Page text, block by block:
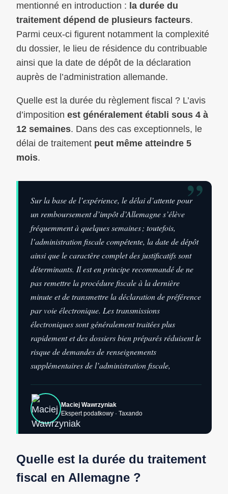
mentionné en introduction : la durée du
traitement dépend de plusieurs facteurs.
Parmi ceux-ci figurent notamment la complexité
du dossier, le lieu de résidence du contribuable
ainsi que la date de dépôt de la déclaration
auprès de l’administration allemande.
Quelle est la durée du règlement fiscal ? L’avis
d’imposition est généralement établi sous 4 à
12 semaines. Dans des cas exceptionnels, le
délai de traitement peut même atteindre 5
mois.
”
Sur la base de l’expérience, le délai d’attente pour
un remboursement d’impôt d’Allemagne s’élève
fréquemment à quelques semaines ; toutefois,
l’administration fiscale compétente, la date de dépôt
ainsi que le caractère complet des justificatifs sont
déterminants. Il est en principe recommandé de ne
pas remettre la procédure fiscale à la dernière
minute et de transmettre la déclaration de préférence
par voie électronique. Les transmissions
électroniques sont généralement traitées plus
rapidement et des dossiers bien préparés réduisent le
risque de demandes de renseignements
supplémentaires de l’administration fiscale,
Maciej Wawrzyniak
Ekspert podatkowy · Taxando
Quelle est la durée du traitement
fiscal en Allemagne ?